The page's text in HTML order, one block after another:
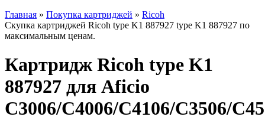
Главная » Покупка картриджей » Ricoh
Скупка картриджей Ricoh type K1 887927 type K1 887927 по
максимальным ценам.
Картридж Ricoh type K1
887927 для Aficio
C3006/C4006/C4106/C3506/